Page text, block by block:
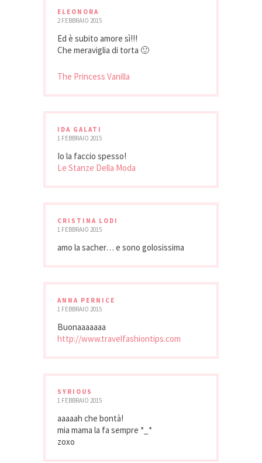
ELEONORA
2 FEBBRAIO 2015
Ed è subito amore sì!!!
Che meraviglia di torta 🙂
The Princess Vanilla
IDA GALATI
1 FEBBRAIO 2015
Io la faccio spesso!
Le Stanze Della Moda
CRISTINA LODI
1 FEBBRAIO 2015
amo la sacher… e sono golosissima
ANNA PERNICE
1 FEBBRAIO 2015
Buonaaaaaaa
http://www.travelfashiontips.com
SYRIOUS
1 FEBBRAIO 2015
aaaaah che bontà!
mia mama la fa sempre *_*
zoxo